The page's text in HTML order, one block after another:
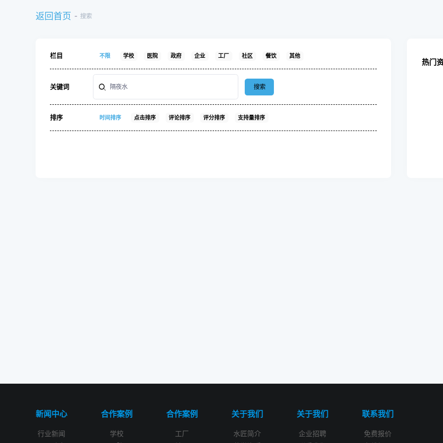
返回首页 搜索
栏目 不限 学校 医院 政府 企业 工厂 社区 餐饮 其他
关键词 搜索
排序 时间排序 点击排序 评论排序 评分排序 支持量排序
热门
新闻中心
行业新闻
合作案例
学校
合作案例
工厂
关于我们
水匠简介
关于我们
企业招聘
联系我们
免费报价